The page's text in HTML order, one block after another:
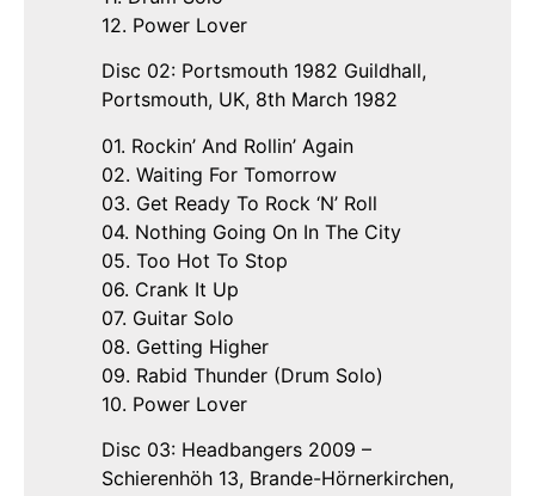
12. Power Lover
Disc 02: Portsmouth 1982 Guildhall,
Portsmouth, UK, 8th March 1982
01. Rockin’ And Rollin’ Again
02. Waiting For Tomorrow
03. Get Ready To Rock ‘N’ Roll
04. Nothing Going On In The City
05. Too Hot To Stop
06. Crank It Up
07. Guitar Solo
08. Getting Higher
09. Rabid Thunder (Drum Solo)
10. Power Lover
Disc 03: Headbangers 2009 –
Schierenhöh 13, Brande-Hörnerkirchen,